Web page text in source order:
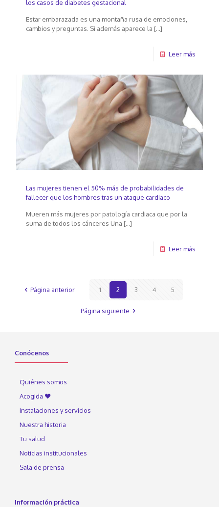
los casos de diabetes gestacional
Estar embarazada es una montaña rusa de emociones,
cambios y preguntas. Si además aparece la […]
Leer más
Las mujeres tienen el 50% más de probabilidades de
fallecer que los hombres tras un ataque cardiaco
Mueren más mujeres por patología cardiaca que por la
suma de todos los cánceres Una […]
Leer más
Página anterior 1 2 3 4 5
Página siguiente
Conócenos
Quiénes somos
Acogida ♥
Instalaciones y servicios
Nuestra historia
Tu salud
Noticias institucionales
Sala de prensa
Información práctica